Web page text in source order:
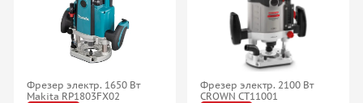
Фрезер электр. 1650 Вт
Makita RP1803FX02
Фрезер электр. 2100 Вт
CROWN CT11001